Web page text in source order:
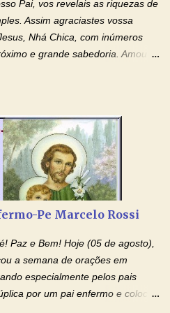
presente de Páscoa. eu
Pai, vos revelais as riquezas de
Assim agraciastes vossa
Nhá Chica, com inúmeros
e grande sabedoria. Amou a
na unidade do Espírito Santo.
para obter os favores
da Serva de Deus Nhá Chica)
ou intercalados) Nhá Chica,
entre a Bondade Divina e as
o meu pedido urgente (Fazer
vosso coração bondoso as
me nesta oração (Fazer o ...
Pe Marcelo Rossi
Paz e Bem! Hoje (05 de agosto),
a semana de orações em
especialmente pelos pais
por um pai enfermo e colocou